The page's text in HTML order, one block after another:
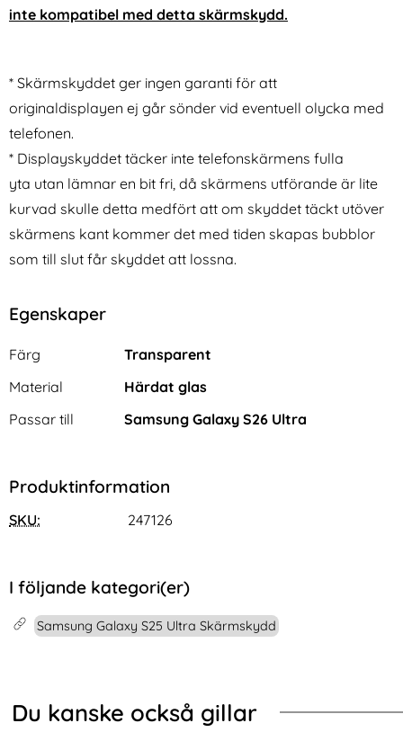
inte kompatibel med detta skärmskydd.
* Skärmskyddet ger ingen garanti för att
originaldisplayen ej går sönder vid eventuell olycka med
telefonen.
* Displayskyddet täcker inte telefonskärmens fulla
yta utan lämnar en bit fri, då skärmens utförande är lite
kurvad skulle detta medfört att om skyddet täckt utöver
skärmens kant kommer det med tiden skapas bubblor
som till slut får skyddet att lossna.
Egenskaper
Egenskaper/attribut för denna produkt
Attribut
Färg
Transparent
Material
Härdat glas
Passar till
Samsung Galaxy S26 Ultra
Produktinformation
SKU: 247126
I följande kategori(er)
Samsung Galaxy S25 Ultra Skärmskydd
Du kanske också gillar